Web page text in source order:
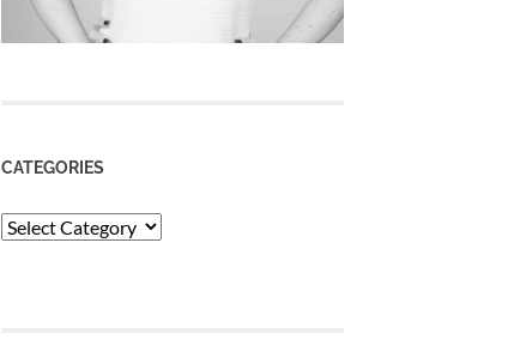
CATEGORIES
Categories